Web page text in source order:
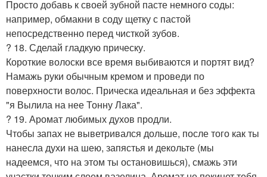
Просто добавь к своей зубной пасте немного соды:
например, обмакни в соду щетку с пастой
непосредственно перед чисткой зубов.
? 18. Сделай гладкую прическу.
Короткие волоски все время выбиваются и портят вид?
Намажь руки обычным кремом и проведи по
поверхности волос. Прическа идеальная и без эффекта
"я Вылила на нее Тонну Лака".
? 19. Аромат любимых духов продли.
Чтобы запах не выветривался дольше, после того как ты
нанесла духи на шею, запястья и декольте (мы
надеемся, что на этом ты остановишься), смажь эти